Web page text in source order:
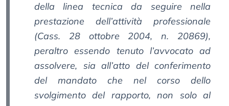
della linea tecnica da seguire nella
prestazione dell’attività professionale
(Cass. 28 ottobre 2004, n. 20869),
peraltro essendo tenuto l’avvocato ad
assolvere, sia all’atto del conferimento
del mandato che nel corso dello
svolgimento del rapporto, non solo al